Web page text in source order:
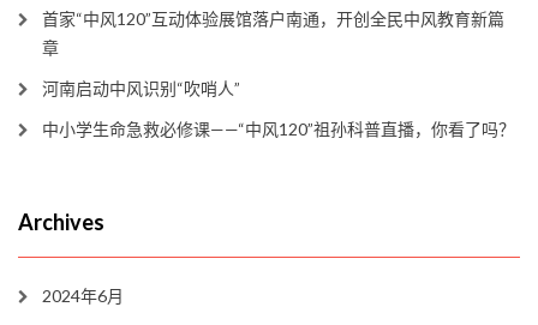
首家“中风120”互动体验展馆落户南通，开创全民中风教育新篇
章
河南启动中风识别“吹哨人”
中小学生命急救必修课——“中风120”祖孙科普直播，你看了吗？
Archives
2024年6月